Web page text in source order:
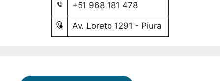
+51 968 181 478
Av. Loreto 1291 - Piura